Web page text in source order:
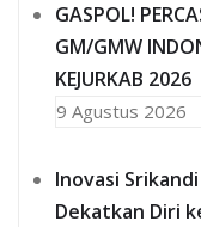
GASPOL!
GM/GMW
KEJURKAB 2026
9 Agustus 2026
Inovasi
Dekatkan Diri